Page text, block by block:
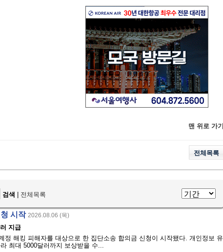
맨 위로 가기
전체목록
검색 전체목록
시작 2026.08.06 (목)
지급
정 해킹 피해자를 대상으로 한 집단소송 합의금 신청이 시작됐다. 개인정보 유
최대 5000달러까지 보상받을 수...